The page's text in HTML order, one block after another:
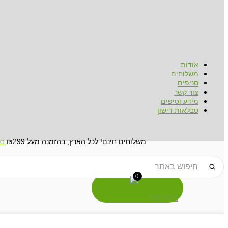
אודות
משלוחים
סניפים
צור קשר
מידע וטיפים
טבלאות דישון
משלוחים חינם! לכל הארץ, בהזמנה מעל ₪299
Search
...
0
הסל שלי